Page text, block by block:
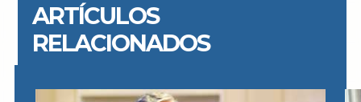
ARTÍCULOS
RELACIONADOS